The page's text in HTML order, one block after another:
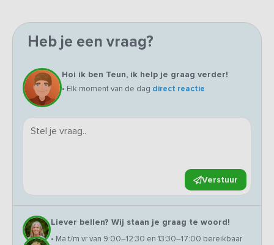
Heb je een vraag?
Hoi ik ben Teun, ik help je graag verder!
• Elk moment van de dag direct reactie
Verstuur
Liever bellen? Wij staan je graag te woord!
• Ma t/m vr van 9:00–12:30 en 13:30–17:00 bereikbaar